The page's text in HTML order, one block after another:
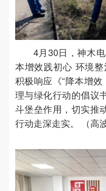
4月30日，神木
本增效践初心 环境整
积极响应《“降本增
理与绿化行动的倡议
斗堡垒作用，切实推
行动走深走实。 （高波